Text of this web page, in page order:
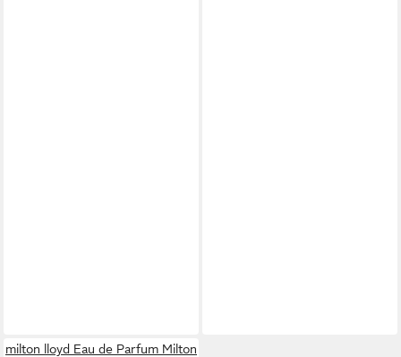
milton lloyd Eau de Parfum Milton